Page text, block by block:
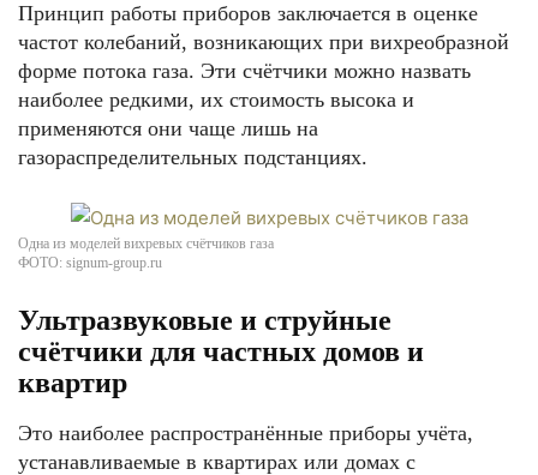
Принцип работы приборов заключается в оценке
частот колебаний, возникающих при вихреобразной
форме потока газа. Эти счётчики можно назвать
наиболее редкими, их стоимость высока и
применяются они чаще лишь на
газораспределительных подстанциях.
Одна из моделей вихревых счётчиков газа
ФОТО: signum-group.ru
Ультразвуковые и струйные
счётчики для частных домов и
квартир
Это наиболее распространённые приборы учёта,
устанавливаемые в квартирах или домах с